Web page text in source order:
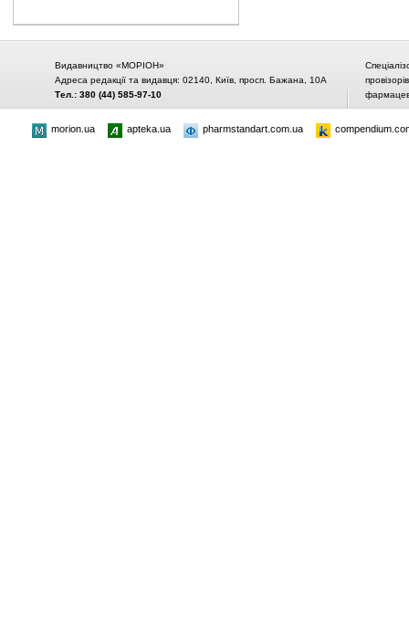
Видавництво «МОРІОН»
Адреса редакції та видавця: 02140, Київ, просп. Бажана, 10А
Тел.: 380 (44) 585-97-10
morion.ua apteka.ua pharmstandart.com.ua